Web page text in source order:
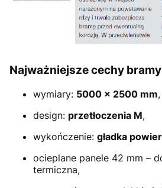
Najważniejsze cechy
wymiary: 5000 × 2500 mm,
design: przetłoczenia M,
wykończenie: gładka
ocieplane panele 42 mm –
termiczna,